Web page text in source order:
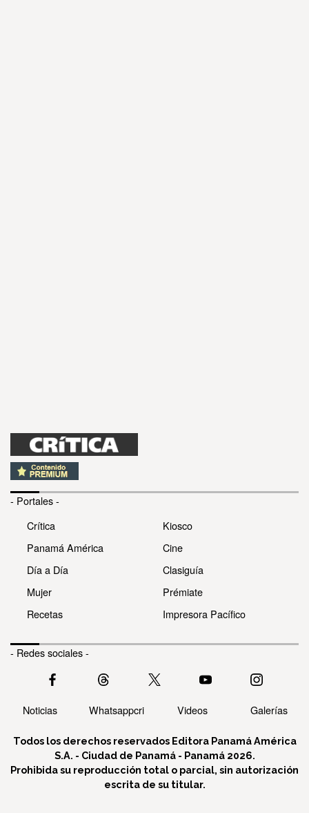
- Portales -
Crítica
Panamá América
Día a Día
Mujer
Recetas
Kiosco
Cine
Clasiguía
Prémiate
Impresora Pacífico
- Redes sociales -
Noticias Whatsappcri Videos Galerías
Todos los derechos reservados Editora Panamá América
S.A. - Ciudad de Panamá - Panamá 2026.
Prohibida su reproducción total o parcial, sin autorización
escrita de su titular.